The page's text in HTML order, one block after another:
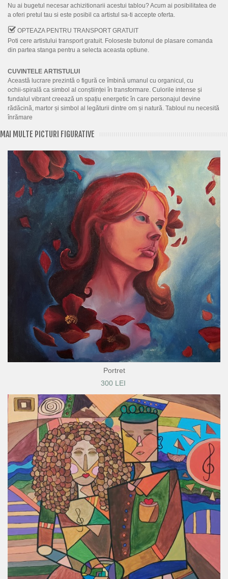
Nu ai bugetul necesar achizitionarii acestui tablou? Acum ai posibilitatea de
a oferi pretul tau si este posibil ca artistul sa-ti accepte oferta.
OPTEAZA PENTRU TRANSPORT GRATUIT
Poti cere artistului transport gratuit. Foloseste butonul de plasare comanda
din partea stanga pentru a selecta aceasta optiune.
CUVINTELE ARTISTULUI
Această lucrare prezintă o figură ce îmbină umanul cu organicul, cu
ochii‑spirală ca simbol al conștiinței în transformare. Culorile intense și
fundalul vibrant creează un spațiu energetic în care personajul devine
rădăcină, martor și simbol al legăturii dintre om și natură. Tabloul nu necesită
înrămare
MAI MULTE PICTURI FIGURATIVE
Portret
300 LEI